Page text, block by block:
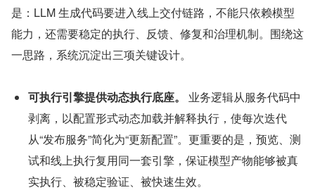
是：LLM 生成代码要进入线上交付链路，不能只依赖模型
能力，还需要稳定的执行、反馈、修复和治理机制。围绕这
一思路，系统沉淀出三项关键设计。
可执行引擎提供动态执行底座。
业务逻辑从服务代码中
剥离，以配置形式动态加载并解释执行，使每次迭代
从“发布服务”简化为“更新配置”。更重要的是，预览、测
试和线上执行复用同一套引擎，保证模型产物能够被真
实执行、被稳定验证、被快速生效。